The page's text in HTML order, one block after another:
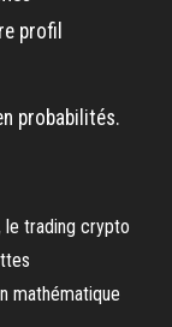
profil
probabilités.
mathématique